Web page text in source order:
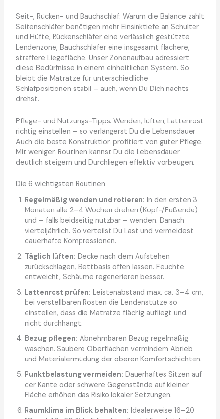
Seit-, Rücken- und Bauchschlaf: Warum die Balance zählt
Seitenschläfer benötigen mehr Einsinktiefe an Schulter
und Hüfte, Rückenschläfer eine verlässlich gestützte
Lendenzone, Bauchschläfer eine insgesamt flachere,
straffere Liegefläche. Unser Zonenaufbau adressiert
diese Bedürfnisse in einem einheitlichen System. So
bleibt die Matratze für unterschiedliche
Schlafpositionen stabil – auch, wenn Du Dich nachts
drehst.
Pflege- und Nutzungs-Tipps: Wenden, lüften, Lattenrost
richtig einstellen – so verlängerst Du die Lebensdauer
Auch die beste Konstruktion profitiert von guter Pflege.
Mit wenigen Routinen kannst Du die Lebensdauer
deutlich steigern und Durchliegen effektiv vorbeugen.
Die 6 wichtigsten Routinen
Regelmäßig wenden und rotieren: In den ersten 3
Monaten alle 2–4 Wochen drehen (Kopf-/Fußende)
und – falls beidseitig nutzbar – wenden. Danach
vierteljährlich. So verteilst Du Last und vermeidest
dauerhafte Kompressionen.
Täglich lüften: Decke nach dem Aufstehen
zurückschlagen, Bettbasis offen lassen. Feuchte
entweicht, Schäume regenerieren besser.
Lattenrost prüfen: Leistenabstand max. ca. 3–4 cm,
bei verstellbaren Rosten die Lendenstütze so
einstellen, dass die Matratze flächig aufliegt und
nicht durchhängt.
Bezug pflegen: Abnehmbaren Bezug regelmäßig
waschen. Saubere Oberflächen vermindern Abrieb
und Materialermüdung der oberen Komfortschichten.
Punktbelastung vermeiden: Dauerhaftes Sitzen auf
der Kante oder schwere Gegenstände auf kleiner
Fläche erhöhen das Risiko lokaler Setzungen.
Raumklima im Blick behalten: Idealerweise 16–20